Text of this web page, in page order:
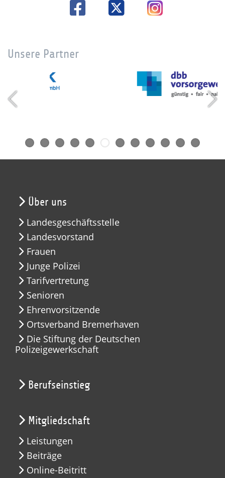
Unsere Partner
Über uns
Landesgeschäftsstelle
Landesvorstand
Frauen
Junge Polizei
Tarifvertretung
Senioren
Ehrenvorsitzende
Ortsverband Bremerhaven
Die Stiftung der Deutschen
Polizeigewerkschaft
Berufseinstieg
Mitgliedschaft
Leistungen
Beiträge
Online-Beitritt